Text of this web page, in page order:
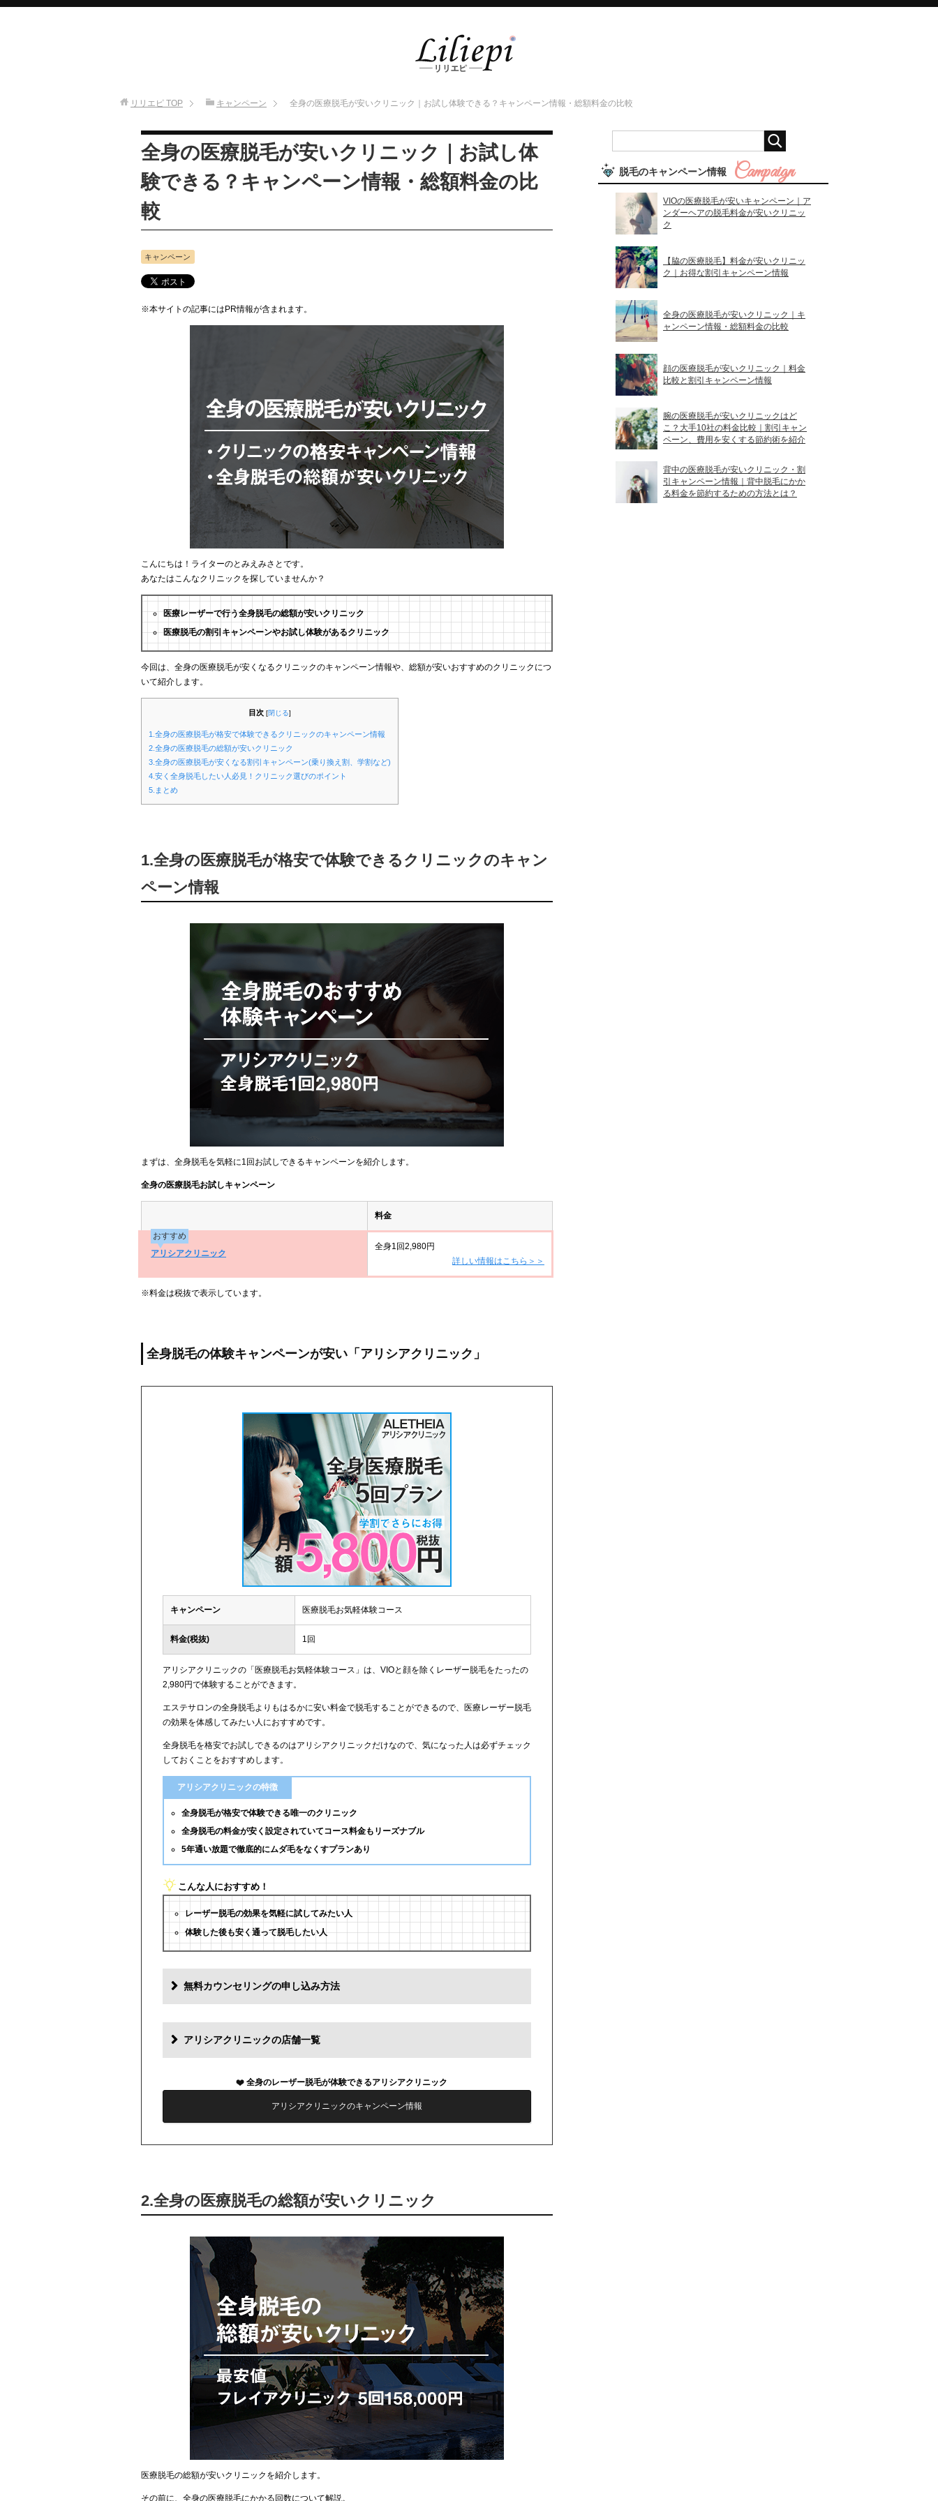
リリエピ TOP キャンペーン 全身の医療脱毛が安いクリニック｜お試し体験できる？キャンペーン情報・総額料金の比較
全身の医療脱毛が安いクリニック｜お試し体
験できる？キャンペーン情報・総額料金の比
較
キャンペーン
※本サイトの記事にはPR情報が含まれます。
こんにちは！ライターのとみえみさとです。
あなたはこんなクリニックを探していませんか？
医療レーザーで行う全身脱毛の総額が安いクリニック
医療脱毛の割引キャンペーンやお試し体験があるクリニック
今回は、全身の医療脱毛が安くなるクリニックのキャンペーン情報や、総額が安いおすすめのクリニックにつ
いて紹介します。
目次 [閉じる]
1.全身の医療脱毛が格安で体験できるクリニックのキャンペーン情報
2.全身の医療脱毛の総額が安いクリニック
3.全身の医療脱毛が安くなる割引キャンペーン(乗り換え割、学割など)
4.安く全身脱毛したい人必見！クリニック選びのポイント
5.まとめ
1.全身の医療脱毛が格安で体験できるクリニックのキャン
ペーン情報
まずは、全身脱毛を気軽に1回お試しできるキャンペーンを紹介します。
全身の医療脱毛お試しキャンペーン
料金
おすすめ
アリシアクリニック
全身1回2,980円
詳しい情報はこちら＞＞
※料金は税抜で表示しています。
全身脱毛の体験キャンペーンが安い「アリシアクリニック」
キャンペーン 医療脱毛お気軽体験コース
料金(税抜) 1回
アリシアクリニックの「医療脱毛お気軽体験コース」は、VIOと顔を除くレーザー脱毛をたったの
2,980円で体験することができます。
エステサロンの全身脱毛よりもはるかに安い料金で脱毛することができるので、医療レーザー脱毛
の効果を体感してみたい人におすすめです。
全身脱毛を格安でお試しできるのはアリシアクリニックだけなので、気になった人は必ずチェック
しておくことをおすすめします。
アリシアクリニックの特徴
全身脱毛が格安で体験できる唯一のクリニック
全身脱毛の料金が安く設定されていてコース料金もリーズナブル
5年通い放題で徹底的にムダ毛をなくすプランあり
こんな人におすすめ！
レーザー脱毛の効果を気軽に試してみたい人
体験した後も安く通って脱毛したい人
無料カウンセリングの申し込み方法
アリシアクリニックの店舗一覧
全身のレーザー脱毛が体験できるアリシアクリニック
アリシアクリニックのキャンペーン情報
2.全身の医療脱毛の総額が安いクリニック
医療脱毛の総額が安いクリニックを紹介します。
その前に、全身の医療脱毛にかかる回数について解説。
脱毛のキャンペーン情報
VIOの医療脱毛が安いキャンペーン｜ア
ンダーヘアの脱毛料金が安いクリニッ
ク
【脇の医療脱毛】料金が安いクリニッ
ク｜お得な割引キャンペーン情報
全身の医療脱毛が安いクリニック｜キ
ャンペーン情報・総額料金の比較
顔の医療脱毛が安いクリニック｜料金
比較と割引キャンペーン情報
腕の医療脱毛が安いクリニックはど
こ？大手10社の料金比較｜割引キャン
ペーン、費用を安くする節約術を紹介
背中の医療脱毛が安いクリニック・割
引キャンペーン情報｜背中脱毛にかか
る料金を節約するための方法とは？